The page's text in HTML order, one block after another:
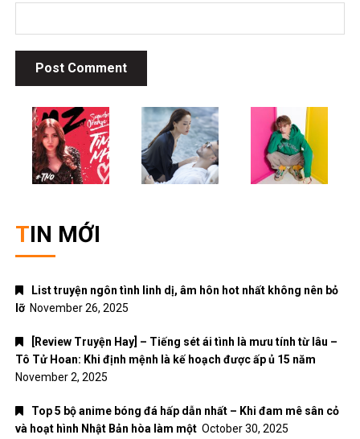
TIN MỚI
List truyện ngôn tình linh dị, âm hôn hot nhất không nên bỏ
lỡ November 26, 2025
[Review Truyện Hay] – Tiếng sét ái tình là mưu tính từ lâu –
Tô Tử Hoan: Khi định mệnh là kế hoạch được ấp ủ 15 năm
November 2, 2025
Top 5 bộ anime bóng đá hấp dẫn nhất – Khi đam mê sân cỏ
và hoạt hình Nhật Bản hòa làm một October 30, 2025